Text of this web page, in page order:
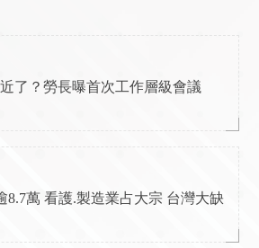
了？勞長曝首次工作層級會議
8.7萬 看護.製造業占大宗 台灣大缺